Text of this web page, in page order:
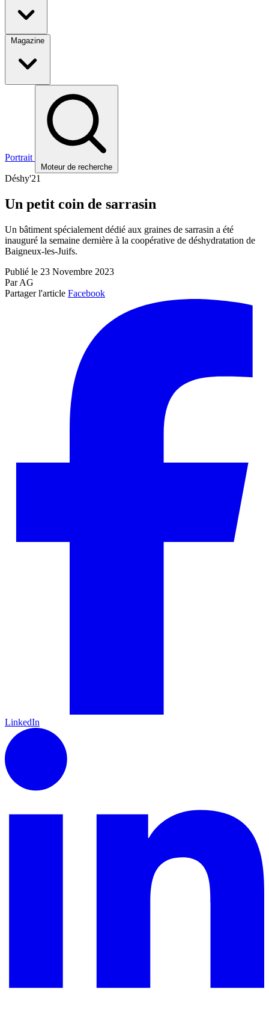
Magazine
Portrait
Moteur de recherche
Déshy'21
Un petit coin de sarrasin
Un bâtiment spécialement dédié aux graines de sarrasin a été
inauguré la semaine dernière à la coopérative de déshydratation de
Baigneux-les-Juifs.
Publié le 23 Novembre 2023
Par AG
Partager l'article Facebook
LinkedIn